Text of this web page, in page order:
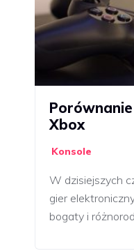
Xbox
Konsole
W dzisiejszych
gier
bogaty i